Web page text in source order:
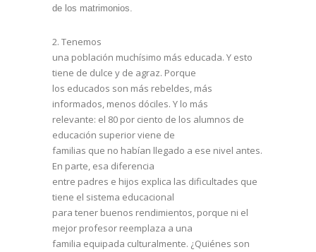
de los matrimonios.
2. Tenemos
una población muchísimo más educada. Y esto
tiene de dulce y de agraz. Porque
los educados son más rebeldes, más
informados, menos dóciles. Y lo más
relevante: el 80 por ciento de los alumnos de
educación superior viene de
familias que no habían llegado a ese nivel antes.
En parte, esa diferencia
entre padres e hijos explica las dificultades que
tiene el sistema educacional
para tener buenos rendimientos, porque ni el
mejor profesor reemplaza a una
familia equipada culturalmente. ¿Quiénes son